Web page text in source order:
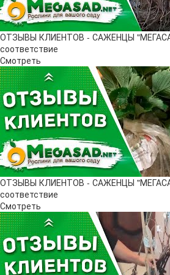
ОТЗЫВЫ КЛИЕНТОВ - САЖЕНЦЫ
соответствие
Смотреть
ОТЗЫВЫ КЛИЕНТОВ - САЖЕНЦЫ
соответствие
Смотреть